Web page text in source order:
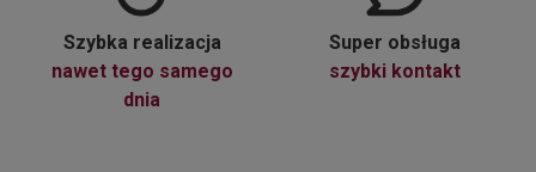
Szybka realizacja
nawet tego samego
dnia
Super obsługa
szybki kontakt